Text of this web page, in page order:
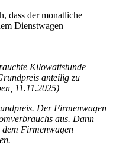
dass der monatliche
Dienstwagen
Kilowattstunde
anteilig zu
11.11.2025)
Der Firmenwagen
aus. Dann
dem Firmenwagen